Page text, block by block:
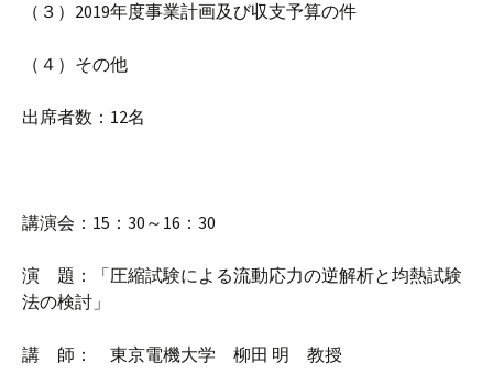
（３）2019年度事業計画及び収支予算の件
（４）その他
出席者数：12名
講演会：15：30～16：30
演 題：「圧縮試験による流動応力の逆解析と均熱試験
法の検討」
講 師： 東京電機大学 柳田 明 教授